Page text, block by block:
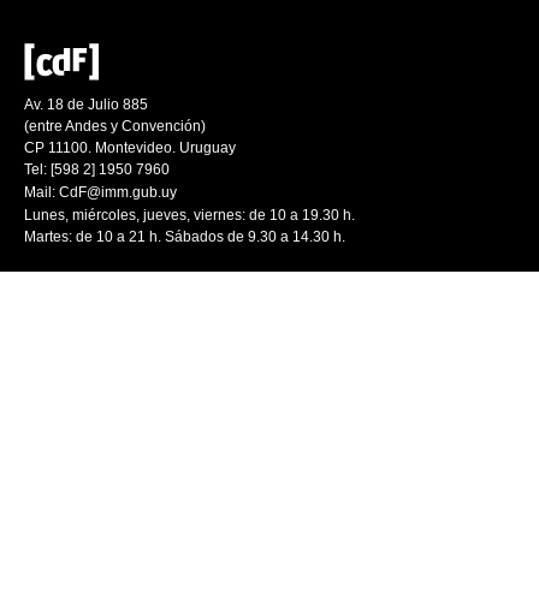
Av. 18 de Julio 885
(entre Andes y Convención)
CP 11100. Montevideo. Uruguay
Tel: [598 2] 1950 7960
Mail: CdF@imm.gub.uy
Lunes, miércoles, jueves, viernes: de 10 a 19.30 h.
Martes: de 10 a 21 h. Sábados de 9.30 a 14.30 h.